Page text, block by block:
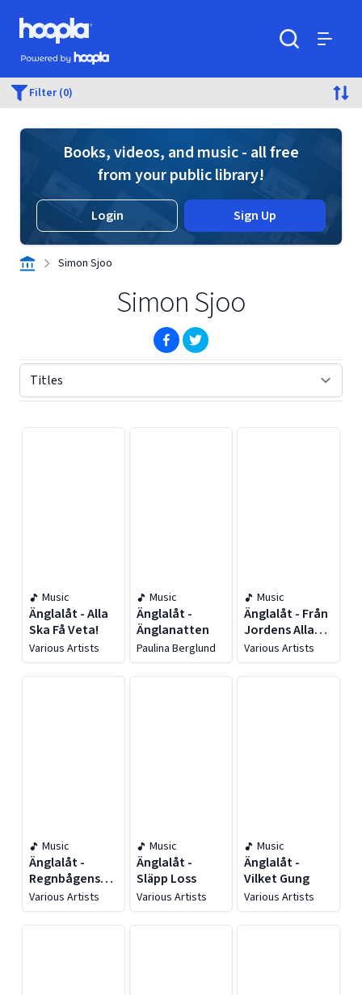
Skip to main content
Hoopla logo
Powered by Hoopla
Filter (0)
Books, videos, and music - all free
from your public library!
Login Sign Up
Simon Sjoo
Simon Sjoo
(opens in new window)
(opens in new window)
Music
Änglalåt - Alla
Ska Få Veta!
Various Artists
Music
Änglalåt -
Änglanatten
Paulina Berglund
Music
Änglalåt - Från
Jordens Alla
Hörn
Various Artists
Music
Änglalåt -
Regnbågens
Färger
Various Artists
Music
Änglalåt -
Släpp Loss
Various Artists
Music
Änglalåt -
Vilket Gung
Various Artists